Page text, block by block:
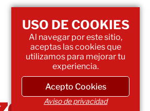
USO DE COOKIES
Al navegar por este sitio,
aceptas las cookies que
utilizamos para mejorar tu
experiencia.
Acepto Cookies
Aviso de privacidad